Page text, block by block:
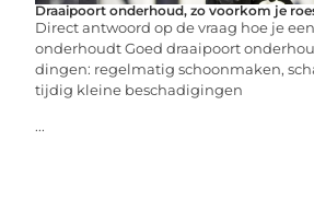
Draaipoort onderhoud, zo voorkom je
Direct antwoord op de vraag hoe je
onderhoudt Goed draaipoort
dingen: regelmatig schoonmaken,
tijdig kleine beschadigingen
...